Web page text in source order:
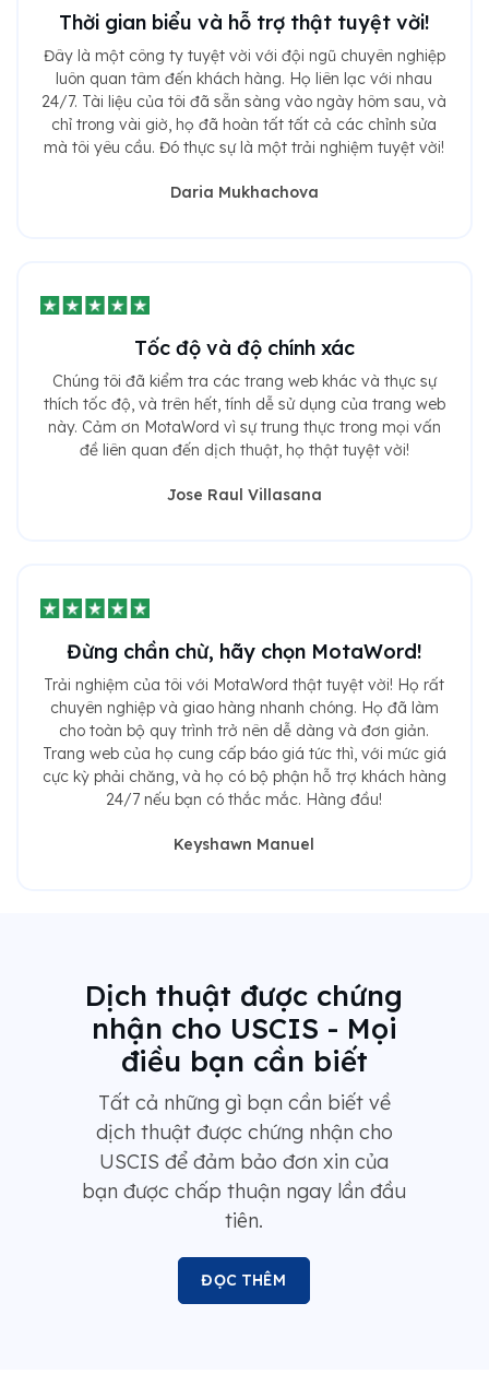
Thời gian biểu và hỗ trợ thật tuyệt vời!
Đây là một công ty tuyệt vời với đội ngũ chuyên nghiệp
luôn quan tâm đến khách hàng. Họ liên lạc với nhau
24/7. Tài liệu của tôi đã sẵn sàng vào ngày hôm sau, và
chỉ trong vài giờ, họ đã hoàn tất tất cả các chỉnh sửa
mà tôi yêu cầu. Đó thực sự là một trải nghiệm tuyệt vời!
Daria Mukhachova
Tốc độ và độ chính xác
Chúng tôi đã kiểm tra các trang web khác và thực sự
thích tốc độ, và trên hết, tính dễ sử dụng của trang web
này. Cảm ơn MotaWord vì sự trung thực trong mọi vấn
đề liên quan đến dịch thuật, họ thật tuyệt vời!
Jose Raul Villasana
Đừng chần chừ, hãy chọn MotaWord!
Trải nghiệm của tôi với MotaWord thật tuyệt vời! Họ rất
chuyên nghiệp và giao hàng nhanh chóng. Họ đã làm
cho toàn bộ quy trình trở nên dễ dàng và đơn giản.
Trang web của họ cung cấp báo giá tức thì, với mức giá
cực kỳ phải chăng, và họ có bộ phận hỗ trợ khách hàng
24/7 nếu bạn có thắc mắc. Hàng đầu!
Keyshawn Manuel
Dịch thuật được chứng
nhận cho USCIS - Mọi
điều bạn cần biết
Tất cả những gì bạn cần biết về
dịch thuật được chứng nhận cho
USCIS để đảm bảo đơn xin của
bạn được chấp thuận ngay lần đầu
tiên.
ĐỌC THÊM